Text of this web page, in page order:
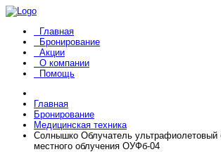
Главная
Бронирование
Акции
О компании
Помощь
Главная
Бронирование
Медицинская техника
Солнышко Облучатель ультрафиолетовый
местного облучения ОУФб-04